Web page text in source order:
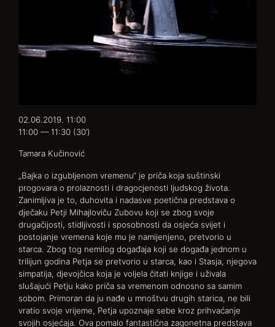
„Bajka o izgubljenom vremenu“ je priča koja suštinski
progovara o prolaznosti i dragocjenosti ljudskog života.
Zanimljiva je to, duhovita i nadasve poetična predstava o
dječaku Petji Mihajloviču Zubovu koji se zbog svoje
drugačijosti, stidljivosti i sposobnosti da osjeća svijet i
postojanje vremena koje mu je namijenjeno, pretvorio u
starca. Zbog tog nemilog događaja koji se događa jednom u
trilijun godina Petja se pretvorio u starca, kao i Stasja, njegova
simpatija, djevojčica koja je voljela čitati knjige i uživala
slušajući Petju kako priča sa vremenom odnosno sa samim
sobom. Primoran da ju nađe u mnoštvu drugih starica, ne bili
vratio svoje vrijeme, Petja upoznaje sebe kroz prihvaćanje
svojih osjećaja. Ova pomalo fantastična zagonetna predstava
02.06.2019. 11:00
11:00 — 11:30 (30’)
Tamara Kučinović